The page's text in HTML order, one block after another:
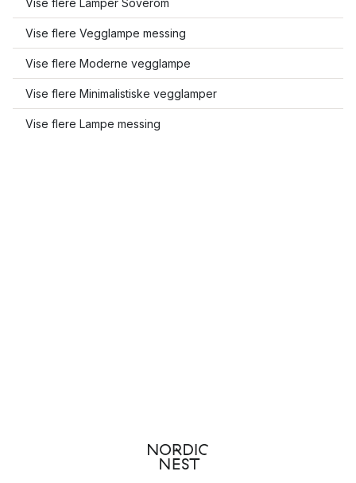
Vise flere Lamper Soverom
Vise flere Vegglampe messing
Vise flere Moderne vegglampe
Vise flere Minimalistiske vegglamper
Vise flere Lampe messing